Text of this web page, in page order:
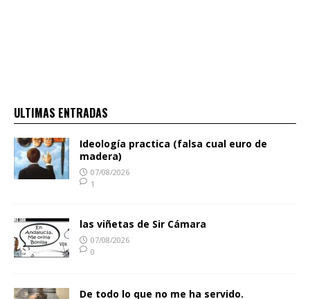
ULTIMAS ENTRADAS
Ideología practica (falsa cual euro de
madera)
07/08/2026
1
las viñetas de Sir Cámara
07/08/2026
0
De todo lo que no me ha servido.